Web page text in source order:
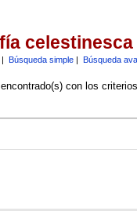
celestinesca
Búsqueda simple| Búsqueda
con los